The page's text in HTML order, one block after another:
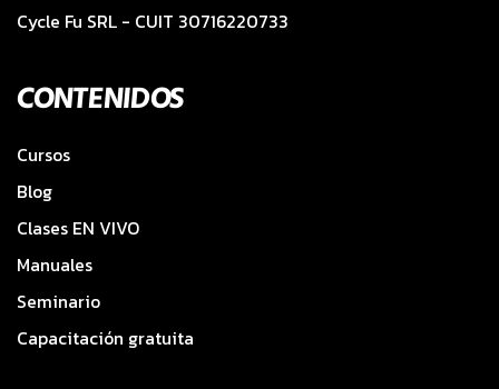
Cycle Fu SRL - CUIT 30716220733
CONTENIDOS
Cursos
Blog
Clases EN VIVO
Manuales
Seminario
Capacitación gratuita